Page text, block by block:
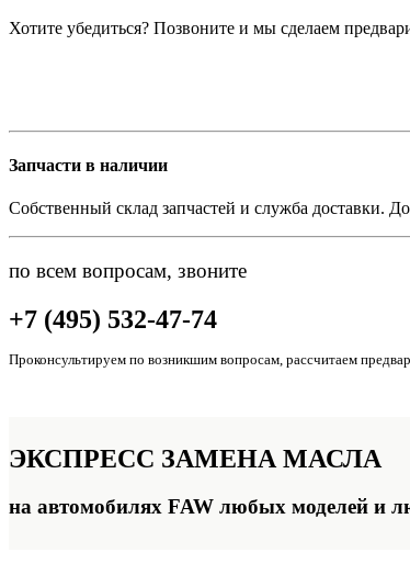
Хотите убедиться? Позвоните и мы сделаем
Запчасти в наличии
Собственный склад запчастей и служба доставки.
по всем вопросам, звоните
+7 (495) 532-47-74
Проконсультируем по возникшим вопросам, рассчитаем
ЭКСПРЕСС ЗАМЕНА МАСЛА
на автомобилях FAW любых моделей и